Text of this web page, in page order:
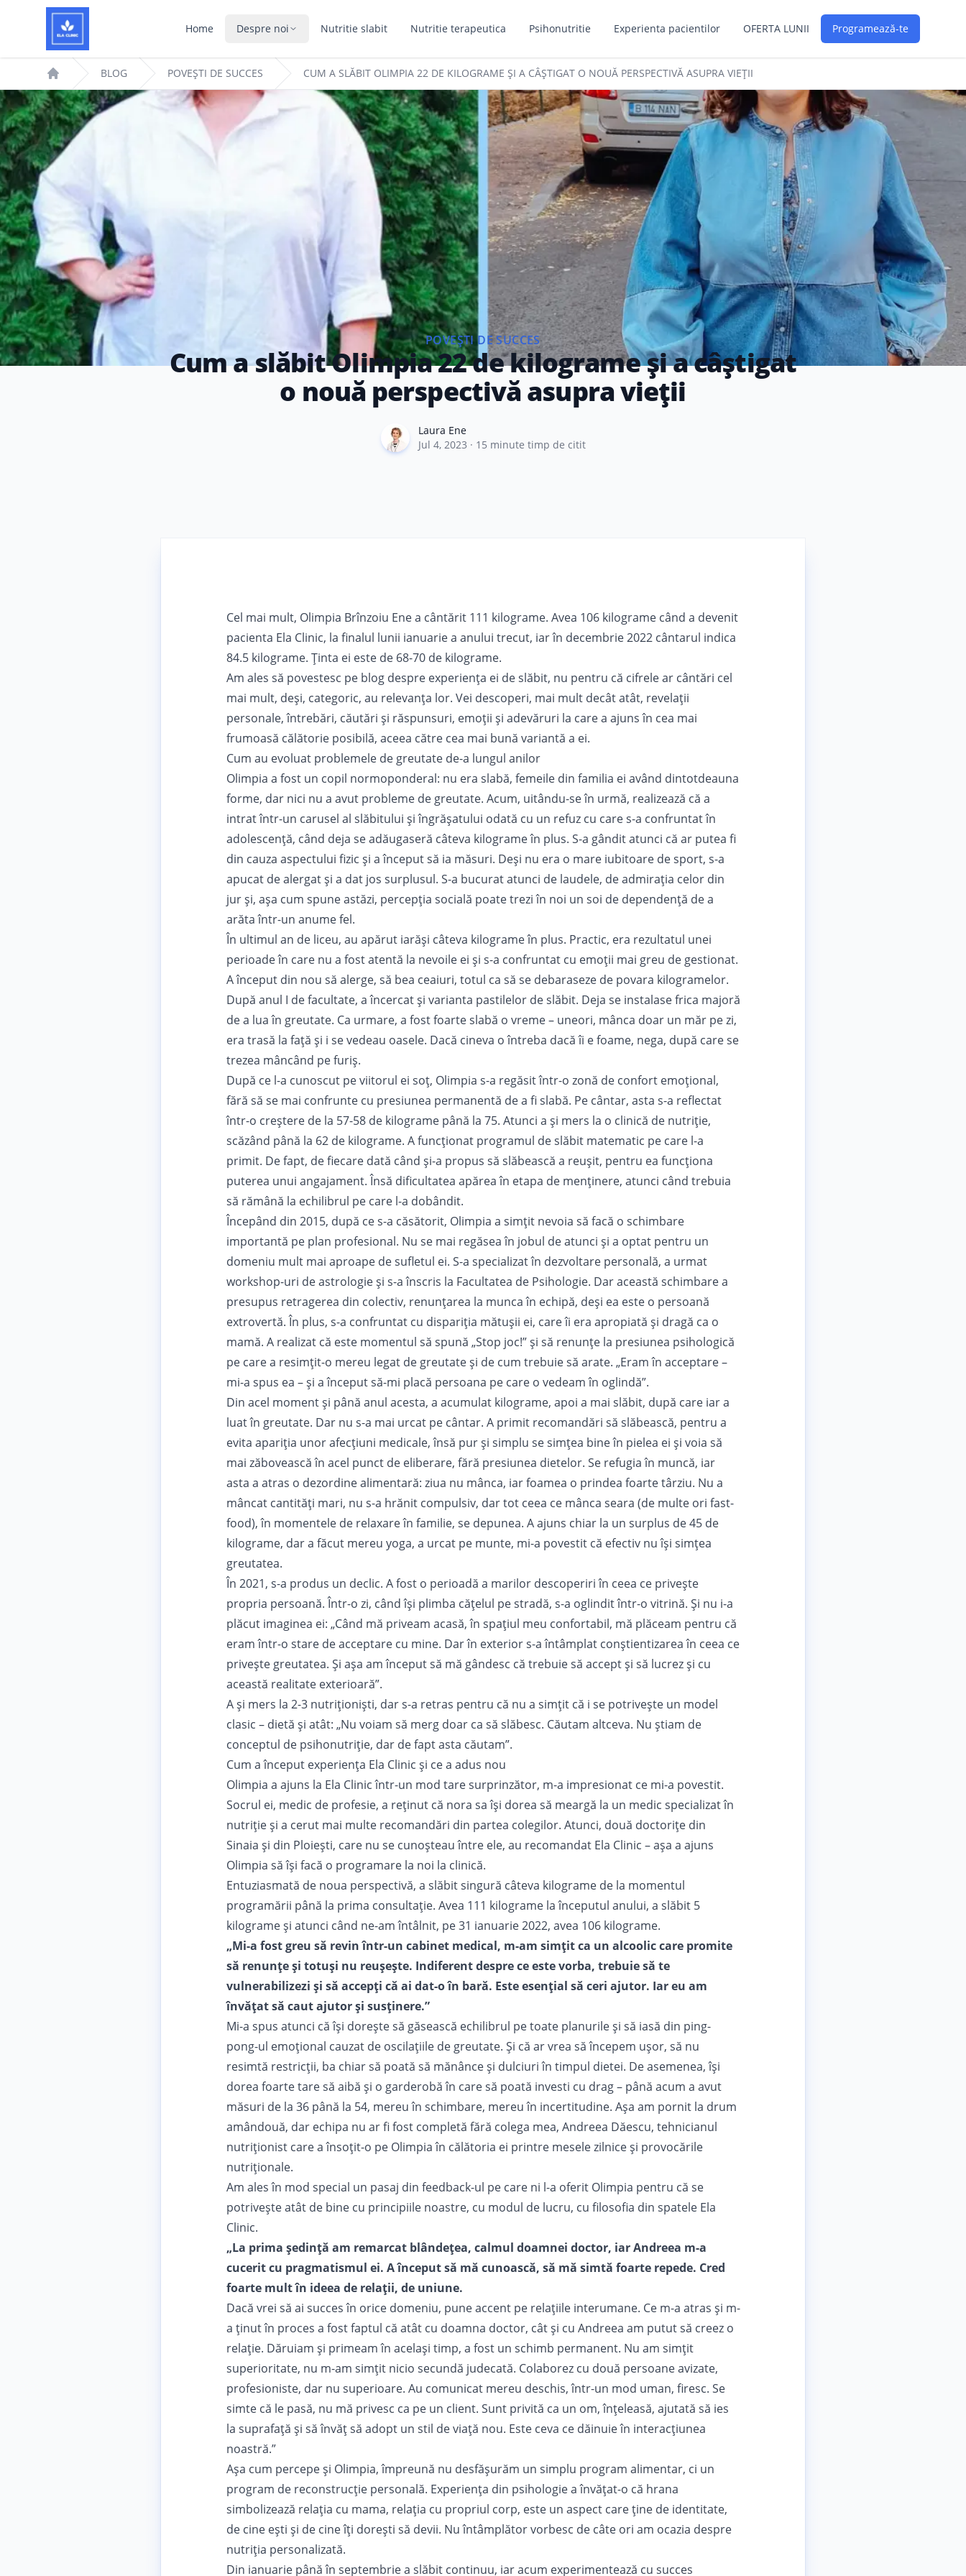
Home Despre noi Nutritie slabit Nutritie terapeutica Psihonutritie Experienta pacientilor OFERTA LUNII Programează-te
Home BLOG POVEȘTI DE SUCCES CUM A SLĂBIT OLIMPIA 22 DE KILOGRAME ȘI A CÂȘTIGAT O NOUĂ PERSPECTIVĂ ASUPRA VIEȚII
POVEȘTI DE SUCCES
Cum a slăbit Olimpia 22 de kilograme și a câștigat
o nouă perspectivă asupra vieții
Laura EneLaura Ene
Jul 4, 2023 · 15 minute timp de citit
Cel mai mult, Olimpia Brînzoiu Ene a cântărit 111 kilograme. Avea 106 kilograme când a devenit
pacienta Ela Clinic, la finalul lunii ianuarie a anului trecut, iar în decembrie 2022 cântarul indica
84.5 kilograme. Ținta ei este de 68-70 de kilograme.
Am ales să povestesc pe blog despre experiența ei de slăbit, nu pentru că cifrele ar cântări cel
mai mult, deși, categoric, au relevanța lor. Vei descoperi, mai mult decât atât, revelații
personale, întrebări, căutări și răspunsuri, emoții și adevăruri la care a ajuns în cea mai
frumoasă călătorie posibilă, aceea către cea mai bună variantă a ei.
Cum au evoluat problemele de greutate de-a lungul anilor
Olimpia a fost un copil normoponderal: nu era slabă, femeile din familia ei având dintotdeauna
forme, dar nici nu a avut probleme de greutate. Acum, uitându-se în urmă, realizează că a
intrat într-un carusel al slăbitului și îngrășatului odată cu un refuz cu care s-a confruntat în
adolescență, când deja se adăugaseră câteva kilograme în plus. S-a gândit atunci că ar putea fi
din cauza aspectului fizic și a început să ia măsuri. Deși nu era o mare iubitoare desport, s-a
apucat de alergat și a dat jos surplusul. S-a bucurat atunci de laudele, de admirația celor din
jur și, așa cum spune astăzi, percepția socială poate trezi în noi un soi de dependență de a
arăta într-un anume fel.
În ultimul an de liceu, au apărut iarăși câteva kilograme în plus. Practic, era rezultatul unei
perioade în care nu a fost atentă la nevoile ei și s-a confruntat cu emoții mai greu de gestionat.
A început din nou să alerge, să bea ceaiuri, totul ca să se debaraseze de povara kilogramelor.
După anul I de facultate, a încercat și varianta pastilelor de slăbit. Deja se instalase frica majoră
de a lua în greutate. Ca urmare, a fost foarte slabă o vreme – uneori, mânca doar un măr pe zi,
era trasă la față și i se vedeau oasele. Dacă cineva o întreba dacă îi e foame, nega, după care se
trezea mâncând pe furiș.
După ce l-a cunoscut pe viitorul ei soț, Olimpia s-a regăsit într-o zonă de confort emoțional,
fără să se mai confrunte cu presiunea permanentă de a fi slabă. Pe cântar, asta s-a reflectat
într-o creștere de la 57-58 de kilograme până la 75. Atunci a și mers la o clinică de nutriție,
scăzând până la 62 de kilograme. A funcționat programul de slăbit matematic pe care l-a
primit. De fapt, de fiecare dată când și-a propus să slăbească a reușit, pentru ea funcționa
puterea unui angajament. Însă dificultatea apărea în etapa de menținere, atunci când trebuia
să rămână la echilibrul pe care l-a dobândit.
Începând din 2015, după ce s-a căsătorit, Olimpia a simțit nevoia să facă o schimbare
importantă pe plan profesional. Nu se mai regăsea în jobul de atunci și a optat pentru un
domeniu mult mai aproape de sufletul ei. S-a specializat în dezvoltare personală, a urmat
workshop-uri de astrologie și s-a înscris la Facultatea de Psihologie. Dar această schimbare a
presupus retragerea din colectiv, renunțarea la munca în echipă, deși ea este o persoană
extrovertă. În plus, s-a confruntat cu dispariția mătușii ei, care îi era apropiată și dragă ca o
mamă. A realizat că este momentul să spună „Stop joc!” și să renunțe la presiunea psihologică
pe care a resimțit-o mereu legat de greutate și de cum trebuie să arate. „Eram în acceptare –
mi-a spus ea – și a început să-mi placă persoana pe care o vedeam în oglindă”.
Din acel moment și până anul acesta, a acumulat kilograme, apoi a mai slăbit, după care iar a
luat în greutate. Dar nu s-a mai urcat pe cântar. A primit recomandări să slăbească, pentru a
evita apariția unor afecțiuni medicale, însă pur și simplu se simțea bine în pielea ei și voia să
mai zăbovească în acel punct de eliberare, fără presiunea dietelor. Se refugia în muncă, iar
asta a atras o dezordine alimentară: ziua nu mânca, iar foamea o prindea foarte târziu. Nu a
mâncat cantități mari, nu s-a hrănit compulsiv, dar tot ceea ce mânca seara (de multe ori fast-
food), în momentele de relaxare în familie, se depunea. A ajuns chiar la un surplus de 45 de
kilograme, dar a făcut mereu yoga, a urcat pe munte, mi-a povestit că efectiv nu își simțea
greutatea.
În 2021, s-a produs un declic. A fost o perioadă a marilor descoperiri în ceea ce privește
propria persoană. Într-o zi, când își plimba cățelul pe stradă, s-a oglindit într-o vitrină. Și nu i-a
plăcut imaginea ei: „Când mă priveam acasă, în spațiul meu confortabil, mă plăceam pentru că
eram într-o stare de acceptare cu mine. Dar în exterior s-a întâmplat conștientizarea în ceea ce
privește greutatea. Și așa am început să mă gândesc că trebuie să accept și să lucrez și cu
această realitate exterioară”.
A și mers la 2-3 nutriționiști, dar s-a retras pentru că nu a simțit că i se potrivește un model
clasic – dietă și atât: „Nu voiam să merg doar ca să slăbesc. Căutam altceva. Nu știam de
conceptul de psihonutriție, dar de fapt asta căutam”.
Cum a început experiența Ela Clinic și ce a adus nou
Olimpia a ajuns la Ela Clinic într-un mod tare surprinzător, m-a impresionat ce mi-a povestit.
Socrul ei, medic de profesie, a reținut că nora sa își dorea să meargă la un medic specializat în
nutriție și a cerut mai multe recomandări din partea colegilor. Atunci, două doctorițe din
Sinaia și din Ploiești, care nu se cunoșteau între ele, au recomandat Ela Clinic – așa a ajuns
Olimpia să își facă o programare la noi la clinică.
Entuziasmată de noua perspectivă, a slăbit singură câteva kilograme de la momentul
programării până la prima consultație. Avea 111 kilograme la începutul anului, a slăbit 5
kilograme și atunci când ne-am întâlnit, pe 31 ianuarie 2022, avea 106 kilograme.
„Mi-a fost greu să revin într-un cabinet medical, m-am simțit ca un alcoolic care promite
să renunțe și totuși nu reușește. Indiferent despre ce este vorba, trebuie să te
vulnerabilizezi și să accepți că ai dat-o în bară. Este esențial să ceri ajutor. Iar eu am
învățat să caut ajutor și susținere.”
Mi-a spus atunci că își dorește să găsească echilibrul pe toate planurile și să iasă din ping-
pong-ul emoțional cauzat de oscilațiile de greutate. Și că ar vrea să începem ușor, să nu
resimtă restricții, ba chiar să poată să mănânce și dulciuri în timpul dietei. De asemenea, își
dorea foarte tare să aibă și o garderobă în care să poată investi cu drag – până acum a avut
măsuri de la 36 până la 54, mereu în schimbare, mereu în incertitudine. Așa am pornit la drum
amândouă, dar echipa nu ar fi fost completă fără colega mea, Andreea Dăescu, tehnicianul
nutriționist care a însoțit-o pe Olimpia în călătoria ei printre mesele zilnice și provocările
nutriționale.
Am ales în mod special un pasaj din feedback-ul pe care ni l-a oferit Olimpia pentru că se
potrivește atât de bine cu principiile noastre, cu modul de lucru, cu filosofia din spatele Ela
Clinic.
„La prima ședință am remarcat blândețea, calmul doamnei doctor, iar Andreea m-a
cucerit cu pragmatismul ei. A început să mă cunoască, să mă simtă foarte repede. Cred
foarte mult în ideea de relații, de uniune.
Dacă vrei să ai succes în orice domeniu, pune accent pe relațiile interumane. Ce m-a atras și m-
a ținut în proces a fost faptul că atât cu doamna doctor, cât și cu Andreea am putut să creez o
relație. Dăruiam și primeam în același timp, a fost un schimb permanent. Nu am simțit
superioritate, nu m-am simțit nicio secundă judecată. Colaborez cu două persoane avizate,
profesioniste, dar nu superioare. Au comunicat mereu deschis, într-un mod uman, firesc. Se
simte că le pasă, nu mă privesc ca pe un client. Sunt privită ca un om, înțeleasă, ajutată să ies
la suprafață și să învăț să adopt un stil de viață nou. Este ceva ce dăinuie în interacțiunea
noastră.”
Așa cum percepe și Olimpia, împreună nu desfășurăm un simplu program alimentar, ci un
program de reconstrucție personală. Experiența din psihologie a învățat-o că hrana
simbolizează relația cu mama, relația cu propriul corp, este un aspect care ține de identitate,
de cine ești și de cine îți dorești să devii. Nu întâmplător vorbesc de câte ori am ocazia despre
nutriția personalizată.
Din ianuarie până în septembrie a slăbit continuu, iar acum experimentează cu succes